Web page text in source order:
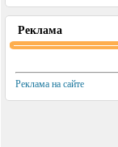
Реклама
Реклама на сайте